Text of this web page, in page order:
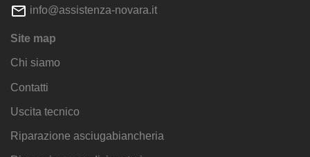
info@assistenza-novara.it
Site map
Chi siamo
Contatti
Uscita tecnico
Riparazione asciugabiancheria